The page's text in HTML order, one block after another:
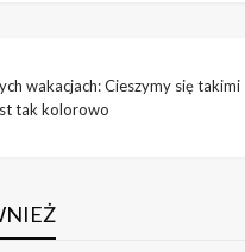
wakacjach: Cieszymy się takimi
tak kolorowo